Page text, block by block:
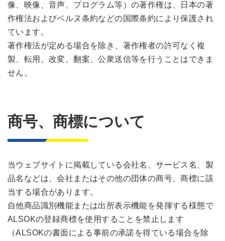
像、映像、音声、プログラム等）の著作権は、日本の著
作権法およびベルヌ条約などの国際条約により保護され
ています。
著作権法が定める場合を除き、著作権者の許可なく複
製、転用、改変、翻案、公衆送信等を行うことはできま
せん。
商号、商標について
当ウェブサイトに掲載している会社名、サービス名、製
品名などは、会社またはその他の団体の商号、商標に該
当する場合があります。
自他商品識別機能または出所表示機能を発揮する様態で
ALSOKの登録商標を使用することを禁止します
（ALSOKの書面による事前の承諾を得ている場合を除